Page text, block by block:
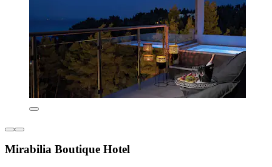
Mirabilia Boutique Hotel